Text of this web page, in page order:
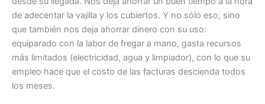
de adecentar la vajilla y los cubiertos. Y no sólo eso, sino
que también nos deja ahorrar dinero con su uso:
equiparado con la labor de fregar a mano, gasta recursos
más limitados (electricidad, agua y limpiador), con lo que su
empleo hace que el costo de las facturas descienda todos
los meses.